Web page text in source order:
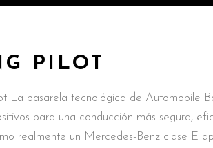
PILOT
La pasarela tecnológica de Automobile
para una conducción más segura,
realmente un Mercedes-Benz clase E